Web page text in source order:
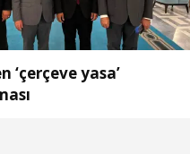
‘çerçeve yasa’